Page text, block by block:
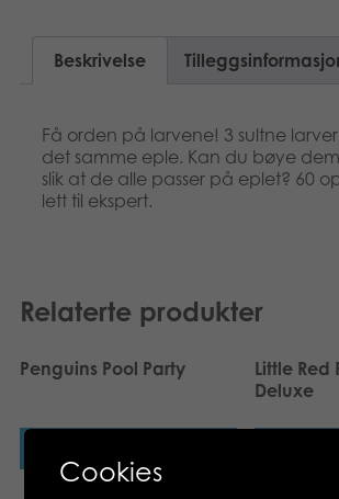
Arkiverte produkter
Beskrivelse
Få orden på larvene! 3 sultne larver
det samme eple. Kan du bøye
slik at de alle passer på eplet? 60
lett til ekspert.
Relaterte produkter
Penguins Pool Party
Little Red
Deluxe
Cookies